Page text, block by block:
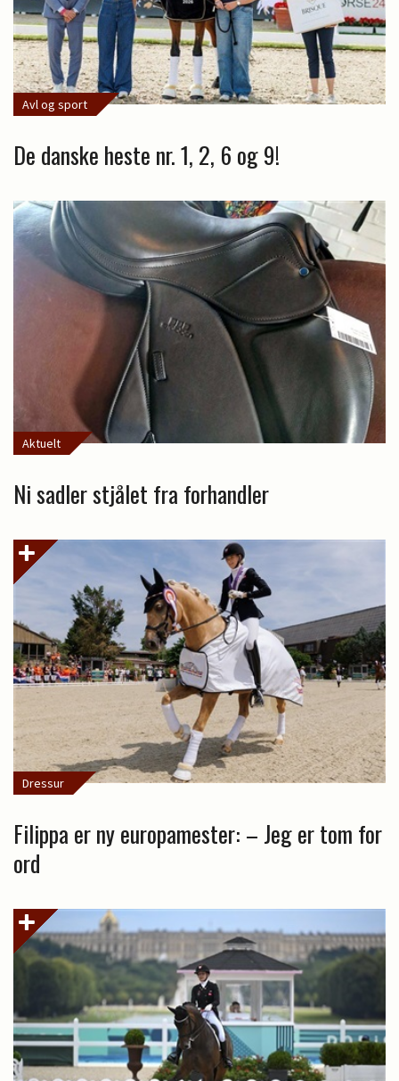
Avl og sport
De danske heste nr. 1, 2, 6 og 9!
Aktuelt
Ni sadler stjålet fra forhandler
Dressur
Filippa er ny europamester: – Jeg er tom for
ord